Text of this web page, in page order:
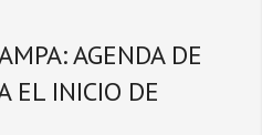
AGENDA DE
EL INICIO DE